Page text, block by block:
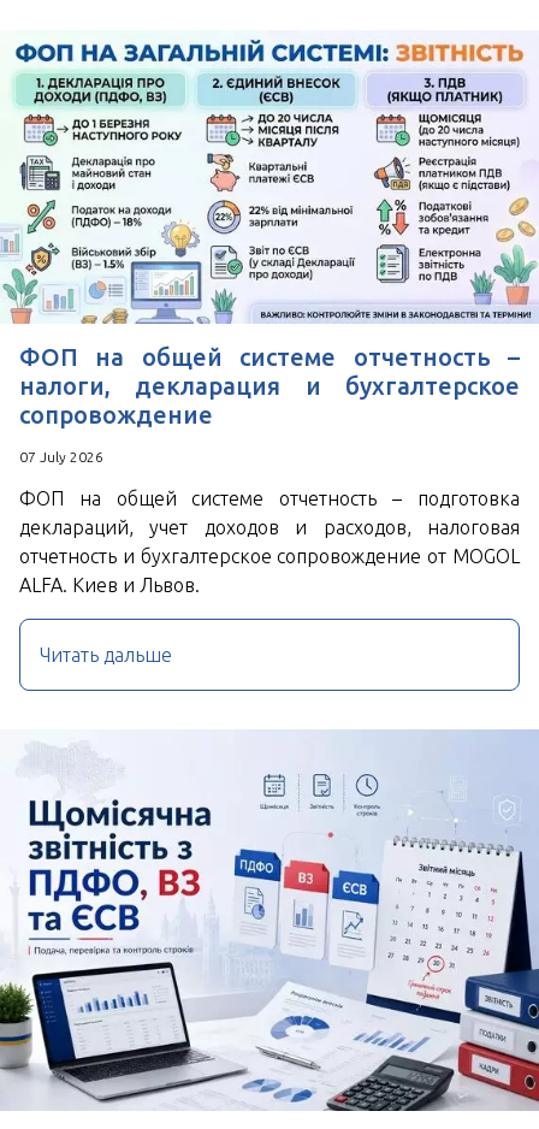
ФОП на общей системе отчетность –
налоги, декларация и бухгалтерское
сопровождение
07 July 2026
ФОП на общей системе отчетность – подготовка
деклараций, учет доходов и расходов, налоговая
отчетность и бухгалтерское сопровождение от MOGOL
ALFA. Киев и Львов.
Читать дальше